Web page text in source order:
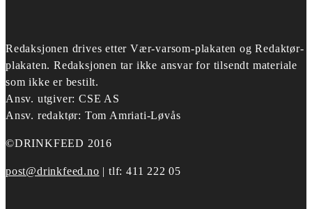
Redaksjonen drives etter Vær-varsom-plakaten og Redaktør-
plakaten. Redaksjonen tar ikke ansvar for tilsendt materiale
som ikke er bestilt.
Ansv. utgiver: CSE AS
Ansv. redaktør: Tom Amriati-Løvås
©DRINKFEED 2016
post@drinkfeed.no | tlf: 411 222 05